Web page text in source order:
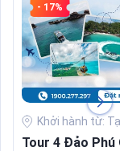
- 17%
Khởi hành từ: Tại
Tour 4 Đảo Phú